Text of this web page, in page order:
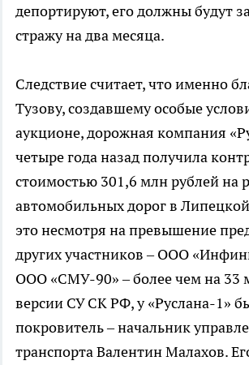
депортируют, его должны будут
стражу на два месяца.
Следствие считает, что именно
Тузову, создавшему особые
аукционе, дорожная компания
четыре года назад получила
стоимостью 301,6 млн рублей на
автомобильных дорог в
это несмотря на превышение
других участников – ООО
ООО «СМУ-90» – более чем на 33
версии СУ СК РФ, у «Руслана-1»
покровитель – начальник
транспорта Валентин Малахов.